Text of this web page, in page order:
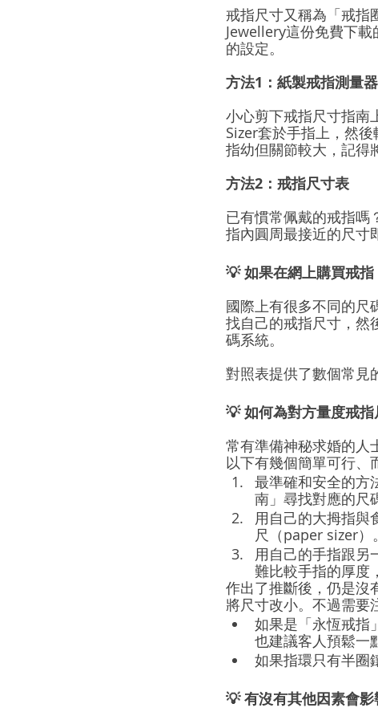
戒指尺寸又稱為「戒指
Jewellery這份免費下載
的設定。
方法1：紙製戒指測量器
小心剪下戒指尺寸指南
Sizer套於手指上，然
指幼但關節較大，記得
方法2：戒指尺寸表
已有慣常佩戴的戒指嗎
指內圓周最接近的尺寸
💡 如果在網上購買戒
國際上有很多不同的尺
找自己的戒指尺寸，然
碼系統。
對照表提供了數個常見
💡 如何為對方量度戒
常有準備神秘求婚的人
以下有幾個簡單可行、
最準確和安全的方
南」尋找對應的尺
用自己的大拇指與
尺（paper sizer）。
用自己的手指跟另
難比較手指的厚度
作出了推斷後，仍是沒
將尺寸改小。不過需要
如果是「永恆戒指
也建議客人預鬆一
如果指環只有半圈
💡 有沒有其他因素會影